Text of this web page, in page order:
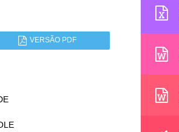
VERSÃO PDF